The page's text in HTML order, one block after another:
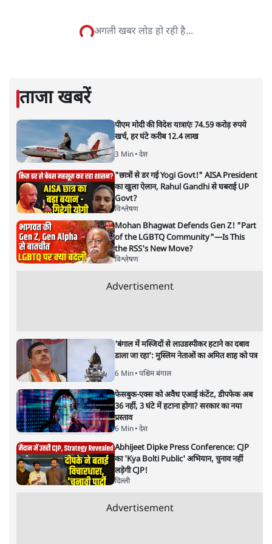
विश्लेषणात्मक और मानवीय स्वरों में से एक हैं। शिक्षा, समाज,
अगली खबर लोड हो रही है...
ताजा खबरें
खर्च, हर घंटे करीब 12.4 लाख
का खुला ऐलान, Rahul Gandhi से घबराई UP
Govt?
विश्लेषण
Mohan Bhagwat Defends Gen Z! "Part
of the LGBTQ Community"—Is This
the RSS's New Move?
विश्लेषण
Advertisement
डाला जा रहा': मुस्लिम नेताओं का अमित शाह को पत्र